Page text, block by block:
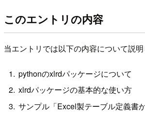
このエントリの内容
当エントリでは以下の内容について説明
pythonのxlrdパッケージについて
xlrdパッケージの基本的な使い方
サンプル「Excel製テーブル定義書